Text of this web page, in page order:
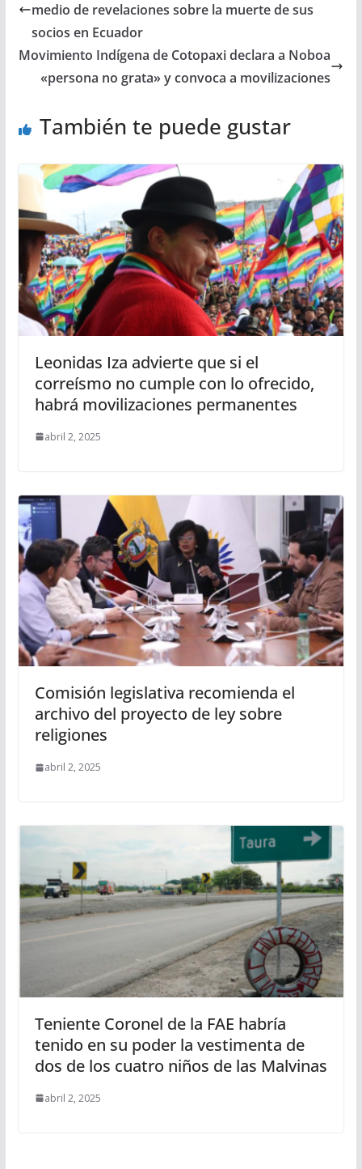
medio de revelaciones sobre la muerte de sus
socios en Ecuador
Movimiento Indígena de Cotopaxi declara a Noboa
«persona no grata» y convoca a movilizaciones
También te puede gustar
Leonidas Iza advierte que si el
correísmo no cumple con lo ofrecido,
habrá movilizaciones permanentes
abril 2, 2025
Comisión legislativa recomienda el
archivo del proyecto de ley sobre
religiones
abril 2, 2025
Teniente Coronel de la FAE habría
tenido en su poder la vestimenta de
dos de los cuatro niños de las Malvinas
abril 2, 2025